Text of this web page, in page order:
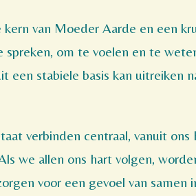
van Moeder Aarde en een
om te voelen en te
een stabiele basis kan uitreiken
verbinden centraal, vanuit ons
we allen ons hart volgen,
voor een gevoel van samen